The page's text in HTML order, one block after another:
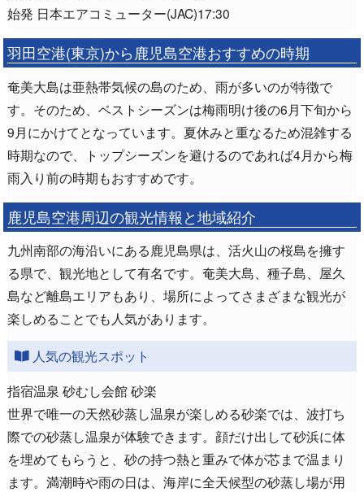
始発 日本エアコミューター(JAC)17:30
羽田空港(東京)から鹿児島空港おすすめの時期
奄美大島は亜熱帯気候の島のため、雨が多いのが特徴で
す。そのため、ベストシーズンは梅雨明け後の6月下旬から
9月にかけてとなっています。夏休みと重なるため混雑する
時期なので、トップシーズンを避けるのであれば4月から梅
雨入り前の時期もおすすめです。
鹿児島空港周辺の観光情報と地域紹介
九州南部の海沿いにある鹿児島県は、活火山の桜島を擁す
る県で、観光地として有名です。奄美大島、種子島、屋久
島など離島エリアもあり、場所によってさまざまな観光が
楽しめることでも人気があります。
人気の観光スポット
指宿温泉 砂むし会館 砂楽
世界で唯一の天然砂蒸し温泉が楽しめる砂楽では、波打ち
際での砂蒸し温泉が体験できます。顔だけ出して砂浜に体
を埋めてもらうと、砂の持つ熱と重みで体が芯まで温まり
ます。満潮時や雨の日は、海岸に全天候型の砂蒸し場が用